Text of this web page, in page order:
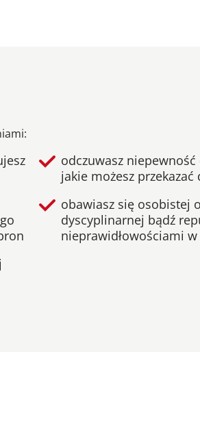
odczuwasz
jakie możesz
obawiasz się osobistej
dyscyplinarnej bądź
nieprawidłowościami